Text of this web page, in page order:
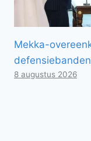
Mekka-
8 augustus 2026